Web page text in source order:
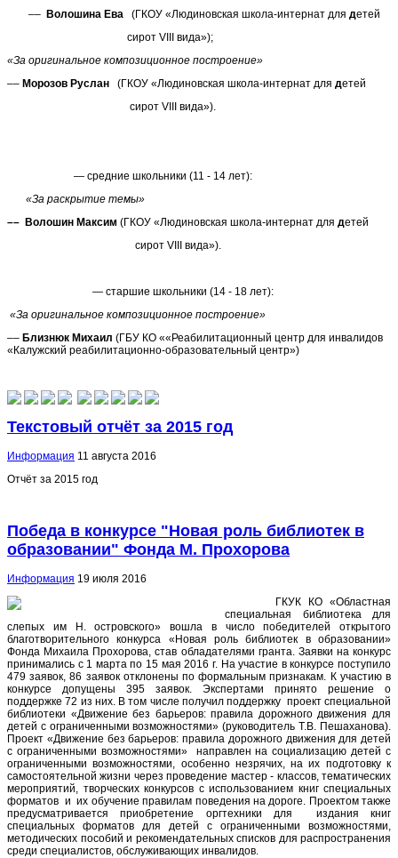
–– Волошина Ева (ГКОУ «Людиновская школа-интернат для детей
сирот VIII вида»);
«За оригинальное композиционное построение»
–– Морозов Руслан (ГКОУ «Людиновская школа-интернат для детей
сирот VIII вида»).
— средние школьники (11 - 14 лет):
«За раскрытие темы»
–– Волошин Максим (ГКОУ «Людиновская школа-интернат для детей
сирот VIII вида»).
— старшие школьники (14 - 18 лет):
«За оригинальное композиционное построение»
–– Близнюк Михаил (ГБУ КО ««Реабилитационный центр для инвалидов
«Калужский реабилитационно-образовательный центр»)
Текстовый отчёт за 2015 год
Информация 11 августа 2016
Отчёт за 2015 год
Победа в конкурсе "Новая роль библиотек в
образовании" Фонда М. Прохорова
Информация 19 июля 2016
ГКУК КО «Областная
специальная библиотека для
слепых им Н. островского» вошла в число победителей открытого
благотворительного конкурса «Новая роль библиотек в образовании»
Фонда Михаила Прохорова, став обладателями гранта. Заявки на конкурс
принимались с 1 марта по 15 мая 2016 г. На участие в конкурсе поступило
479 заявок, 86 заявок отклонены по формальным признакам. К участию в
конкурсе допущены 395 заявок. Экспертами принято решение о
поддержке 72 из них. В том числе получил поддержку проект специальной
библиотеки «Движение без барьеров: правила дорожного движения для
детей с ограниченными возможностями» (руководитель Т.В. Пешаханова).
Проект «Движение без барьеров: правила дорожного движения для детей
с ограниченными возможностями» направлен на социализацию детей с
ограниченными возможностями, особенно незрячих, на их подготовку к
самостоятельной жизни через проведение мастер - классов, тематических
мероприятий, творческих конкурсов с использованием книг специальных
форматов и их обучение правилам поведения на дороге. Проектом также
предусматривается приобретение оргтехники для издания книг
специальных форматов для детей с ограниченными возможностями,
методических пособий и рекомендательных списков для распространения
среди специалистов, обслуживающих инвалидов.